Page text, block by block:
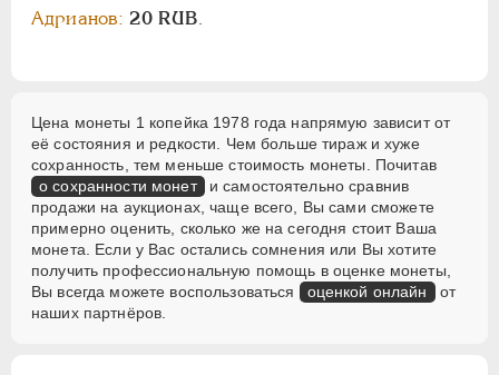
Адрианов: 20 RUB
Цена монеты 1 копейка 1978 года напрямую зависит от
её состояния и редкости. Чем больше тираж и хуже
сохранность, тем меньше стоимость монеты. Почитав
о сохранности монет и самостоятельно сравнив
продажи на аукционах, чаще всего, Вы сами сможете
примерно оценить, сколько же на сегодня стоит Ваша
монета. Если у Вас остались сомнения или Вы хотите
получить профессиональную помощь в оценке монеты,
Вы всегда можете воспользоваться
оценкой онлайн от
наших партнёров.